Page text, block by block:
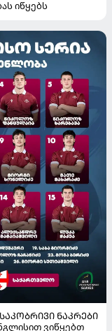
იწყებს
ᲜᲐᲙᲠᲔᲑᲘ
ვიწყებთ